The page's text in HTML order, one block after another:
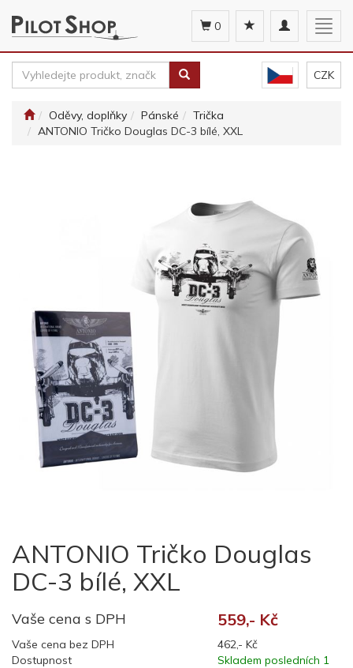
Toggle
navigation
0
CZK
Oděvy, doplňky Pánské
Trička
ANTONIO Tričko Douglas DC-3 bílé, XXL
ANTONIO Tričko Douglas
DC-3 bílé, XXL
Vaše cena s DPH 559,- Kč
Vaše cena bez DPH
462,- Kč
Dostupnost
Skladem posledních 1